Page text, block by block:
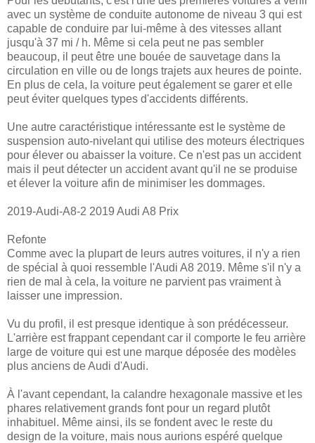
avec un système de conduite autonome de niveau 3 qui est
capable de conduire par lui-même à des vitesses allant
jusqu'à 37 mi / h. Même si cela peut ne pas sembler
beaucoup, il peut être une bouée de sauvetage dans la
circulation en ville ou de longs trajets aux heures de pointe.
En plus de cela, la voiture peut également se garer et elle
peut éviter quelques types d'accidents différents.
Une autre caractéristique intéressante est le système de
suspension auto-nivelant qui utilise des moteurs électriques
pour élever ou abaisser la voiture. Ce n'est pas un accident
mais il peut détecter un accident avant qu'il ne se produise
et élever la voiture afin de minimiser les dommages.
2019-Audi-A8-2 2019 Audi A8 Prix
Refonte
Comme avec la plupart de leurs autres voitures, il n'y a rien
de spécial à quoi ressemble l'Audi A8 2019. Même s'il n'y a
rien de mal à cela, la voiture ne parvient pas vraiment à
laisser une impression.
Vu du profil, il est presque identique à son prédécesseur.
L'arrière est frappant cependant car il comporte le feu arrière
large de voiture qui est une marque déposée des modèles
plus anciens de Audi d'Audi.
À l'avant cependant, la calandre hexagonale massive et les
phares relativement grands font pour un regard plutôt
inhabituel. Même ainsi, ils se fondent avec le reste du
design de la voiture, mais nous aurions espéré quelque